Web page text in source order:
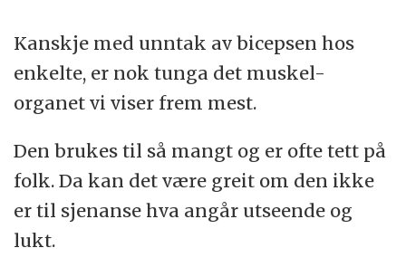
Kanskje med unntak av bicepsen hos
enkelte, er nok tunga det muskel-
organet vi viser frem mest.
Den brukes til så mangt og er ofte tett på
folk. Da kan det være greit om den ikke
er til sjenanse hva angår utseende og
lukt.